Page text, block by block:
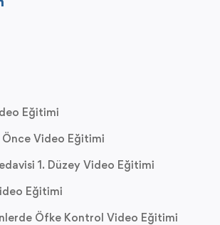
Eğitimi
Önce Video Eğitimi
1. Düzey Video Eğitimi
Eğitimi
Öfke Kontrol Video Eğitimi